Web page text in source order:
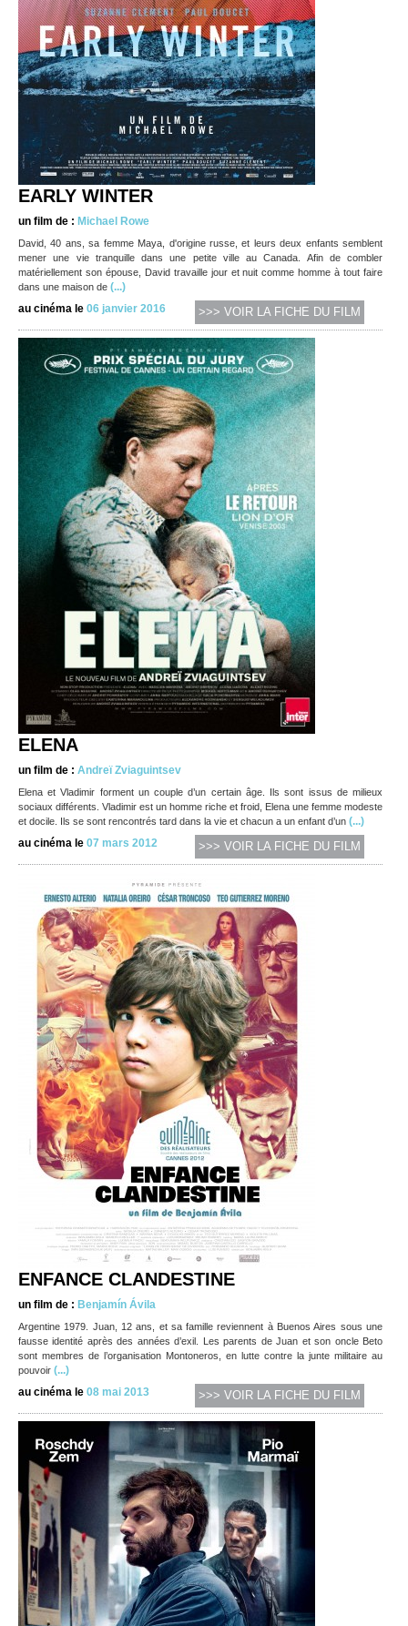
EARLY WINTER
un film de : Michael Rowe
David, 40 ans, sa femme Maya, d'origine russe, et leurs deux enfants semblent
mener une vie tranquille dans une petite ville au Canada. Afin de combler
matériellement son épouse, David travaille jour et nuit comme homme à tout faire
dans une maison de (...)
au cinéma le 06 janvier 2016 >>> VOIR LA FICHE DU FILM
ELENA
un film de : Andreï Zviaguintsev
Elena et Vladimir forment un couple d’un certain âge. Ils sont issus de milieux
sociaux différents. Vladimir est un homme riche et froid, Elena une femme modeste
et docile. Ils se sont rencontrés tard dans la vie et chacun a un enfant d’un (...)
au cinéma le 07 mars 2012 >>> VOIR LA FICHE DU FILM
ENFANCE CLANDESTINE
un film de : Benjamín Ávila
Argentine 1979. Juan, 12 ans, et sa famille reviennent à Buenos Aires sous une
fausse identité après des années d’exil. Les parents de Juan et son oncle Beto
sont membres de l’organisation Montoneros, en lutte contre la junte militaire au
pouvoir (...)
au cinéma le 08 mai 2013 >>> VOIR LA FICHE DU FILM